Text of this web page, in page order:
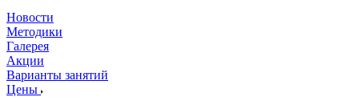
Новости
Методики
Галерея
Акции
Варианты занятий
Цены